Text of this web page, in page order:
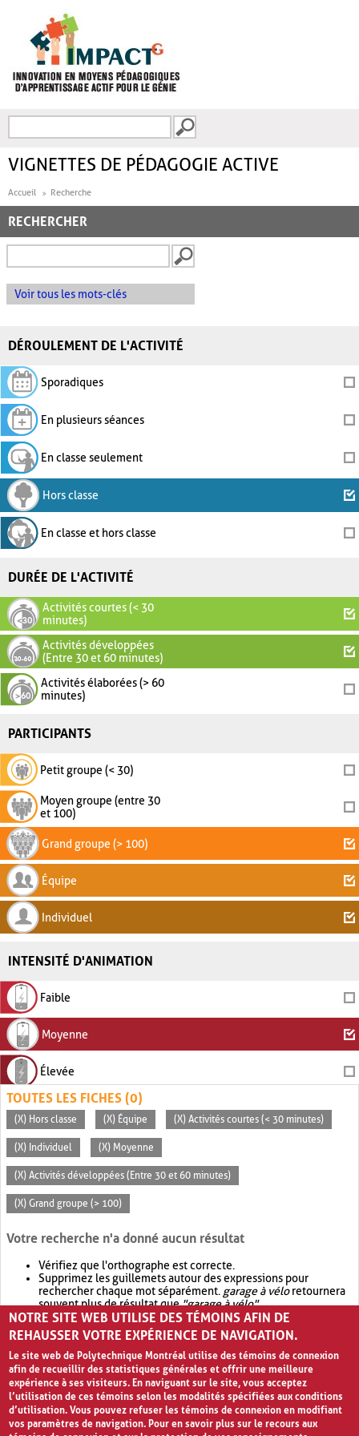
FORMULAIRE DE
VIGNETTES DE PÉDAGOGIE ACTIVE
Accueil Recherche
RECHERCHER
Voir tous les mots-clés
DÉROULEMENT DE L'ACTIVITÉ
Sporadiques
En plusieurs séances
En classe seulement
Hors classe
En classe et hors classe
DURÉE DE L'ACTIVITÉ
Activités courtes (< 30
minutes)
Activités développées
(Entre 30 et 60 minutes)
Activités élaborées (> 60
minutes)
PARTICIPANTS
Petit groupe (< 30)
Moyen groupe (entre 30
et 100)
Grand groupe (> 100)
Équipe
Individuel
INTENSITÉ D'ANIMATION
Faible
Moyenne
Élevée
TOUTES LES FICHES (0)
(X) Hors classe (X) Équipe (X) Activités courtes (< 30 minutes)
(X) Individuel (X) Moyenne
(X) Activités développées (Entre 30 et 60 minutes)
(X) Grand groupe (> 100)
Votre recherche n'a donné aucun résultat
Vérifiez que l'orthographe est correcte.
Supprimez les guillemets autour des expressions pour
rechercher chaque mot séparément. garage à véloretournera
souvent plus de résultat que"garage à vélo".
Envisagez d'élargir votre recherche avec OR.garage OR vélo
retournera souvent plus de résultat quegarage à vélo
NOTRE SITE WEB UTILISE DES TÉMOINS AFIN DE
REHAUSSER VOTRE EXPÉRIENCE DE NAVIGATION.
Le site web de Polytechnique Montréal utilise des témoins de connexion
afin de recueillir des statistiques générales et offrir une meilleure
expérience à ses visiteurs. En naviguant sur le site, vous acceptez
l’utilisation de ces témoins selon les modalités spécifiées aux conditions
d’utilisation. Vous pouvez refuser les témoins de connexion en modifiant
vos paramètres de navigation. Pour en savoir plus sur le recours aux